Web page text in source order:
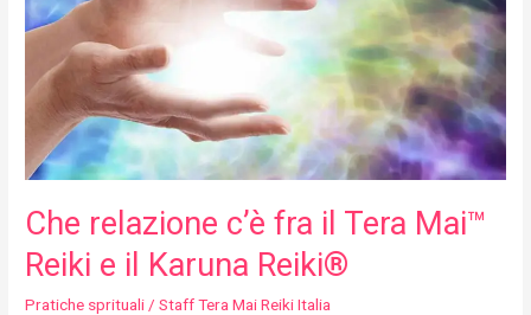
Che relazione c’è fra il Tera Mai™
Reiki e il Karuna Reiki®
Pratiche sprituali /Staff Tera Mai Reiki Italia
Tera
Mai™
Reiki
Karuna